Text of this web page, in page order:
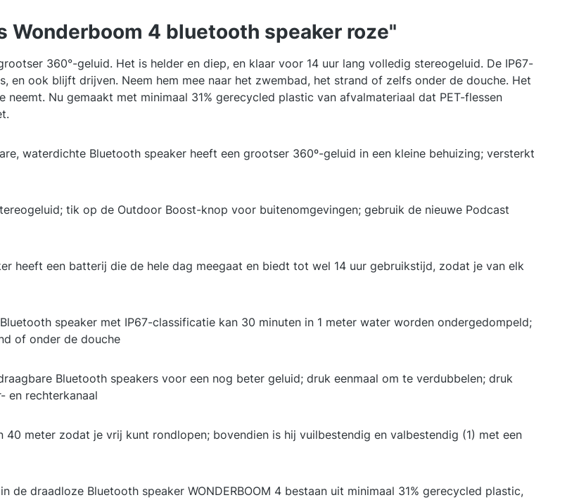
Wonderboom 4 bluetooth speaker roze"
360°-geluid. Het is helder en diep, en klaar voor 14 uur lang volledig stereogeluid. De IP67-
ook blijft drijven. Neem hem mee naar het zwembad, het strand of zelfs onder de douche. Het
Nu gemaakt met minimaal 31% gerecycled plastic van afvalmateriaal dat PET-flessen
waterdichte Bluetooth speaker heeft een grootser 360º-geluid in een kleine behuizing; versterkt
tik op de Outdoor Boost-knop voor buitenomgevingen; gebruik de nieuwe Podcast
heeft een batterij die de hele dag meegaat en biedt tot wel 14 uur gebruikstijd, zodat je van elk
speaker met IP67-classificatie kan 30 minuten in 1 meter water worden ondergedompeld;
of onder de douche
Bluetooth speakers voor een nog beter geluid; druk eenmaal om te verdubbelen; druk
en rechterkanaal
40 meter zodat je vrij kunt rondlopen; bovendien is hij vuilbestendig en valbestendig (1) met een
draadloze Bluetooth speaker WONDERBOOM 4 bestaan uit minimaal 31% gerecycled plastic,